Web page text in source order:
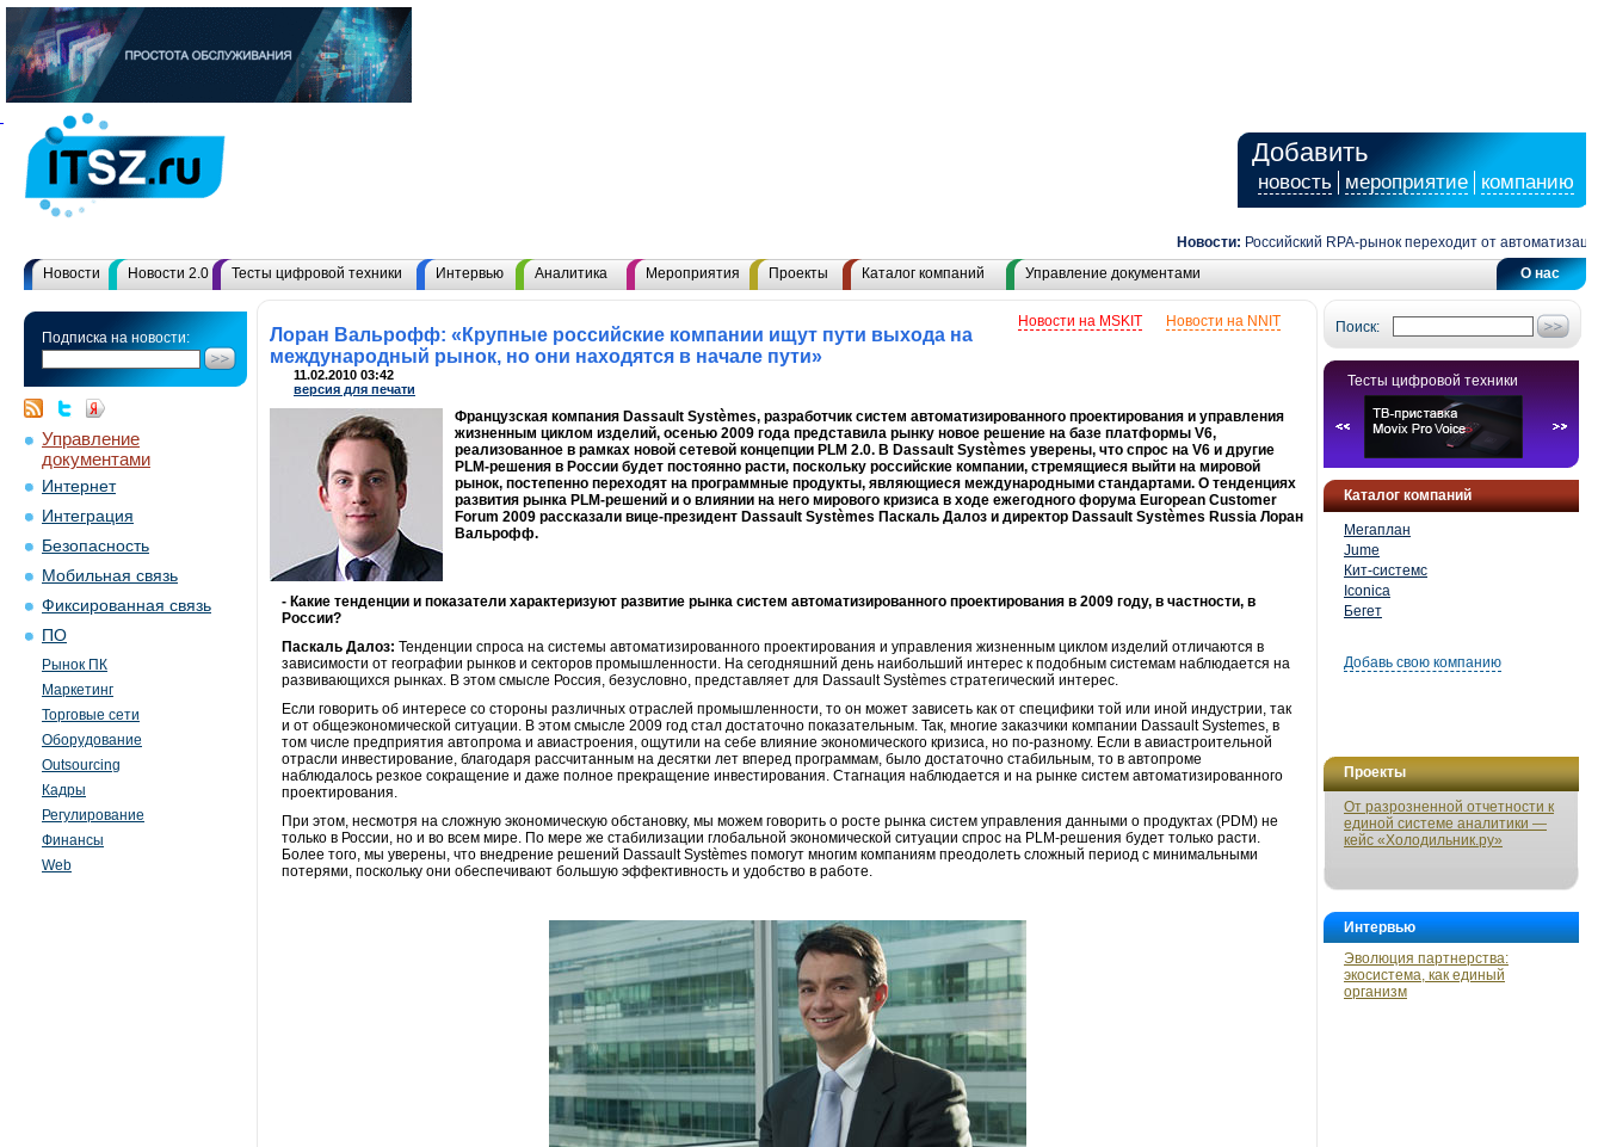
Добавить
новость мероприятие компанию
Новости: Российский RPA-рынок переходит от автоматизации
О нас
Новости Новости 2.0 Тесты цифровой техники Интервью Аналитика Мероприятия Проекты Каталог компаний Управление документами
Подписка на новости:
Управление
документами
Интернет
Интеграция
Безопасность
Мобильная связь
Фиксированная связь
ПО
Рынок ПК
Маркетинг
Торговые сети
Оборудование
Outsourcing
Кадры
Регулирование
Финансы
Web
Поиск:
Тесты цифровой техники
Каталог компаний
Мегаплан
Jume
Кит-системс
Iconica
Бегет
Добавь свою компанию
Проекты
От разрозненной отчетности к
единой системе аналитики —
кейс «Холодильник.ру»
Интервью
Эволюция партнерства:
экосистема, как единый
организм
Новости на NNIT
Новости на MSKIT
Лоран Вальрофф: «Крупные российские компании ищут пути выхода на
международный рынок, но они находятся в начале пути»
11.02.2010 03:42
версия для печати
Французская компания Dassault Systèmes, разработчик систем автоматизированного проектирования и управления
жизненным циклом изделий, осенью 2009 года представила рынку новое решение на базе платформы V6,
реализованное в рамках новой сетевой концепции PLM 2.0. В Dassault Systèmes уверены, что спрос на V6 и другие
PLM-решения в России будет постоянно расти, поскольку российские компании, стремящиеся выйти на мировой
рынок, постепенно переходят на программные продукты, являющиеся международными стандартами. О тенденциях
развития рынка PLM-решений и о влиянии на него мирового кризиса в ходе ежегодного форума European Customer
Forum 2009 рассказали вице-президент Dassault Systèmes Паскаль Далоз и директор Dassault Systèmes Russia Лоран
Вальрофф.
- Какие тенденции и показатели характеризуют развитие рынка систем автоматизированного проектирования в 2009 году, в частности, в
России?
Паскаль Далоз: Тенденции спроса на системы автоматизированного проектирования и управления жизненным циклом изделий отличаются в
зависимости от географии рынков и секторов промышленности. На сегодняшний день наибольший интерес к подобным системам наблюдается на
развивающихся рынках. В этом смысле Россия, безусловно, представляет для Dassault Systèmes стратегический интерес.
Если говорить об интересе со стороны различных отраслей промышленности, то он может зависеть как от специфики той или иной индустрии, так
и от общеэкономической ситуации. В этом смысле 2009 год стал достаточно показательным. Так, многие заказчики компании Dassault Systemes, в
том числе предприятия автопрома и авиастроения, ощутили на себе влияние экономического кризиса, но по-разному. Если в авиастроительной
отрасли инвестирование, благодаря рассчитанным на десятки лет вперед программам, было достаточно стабильным, то в автопроме
наблюдалось резкое сокращение и даже полное прекращение инвестирования. Стагнация наблюдается и на рынке систем автоматизированного
проектирования.
При этом, несмотря на сложную экономическую обстановку, мы можем говорить о росте рынка систем управления данными о продуктах (PDM) не
только в России, но и во всем мире. По мере же стабилизации глобальной экономической ситуации спрос на PLM-решения будет только расти.
Более того, мы уверены, что внедрение решений Dassault Systèmes помогут многим компаниям преодолеть сложный период с минимальными
потерями, поскольку они обеспечивают большую эффективность и удобство в работе.